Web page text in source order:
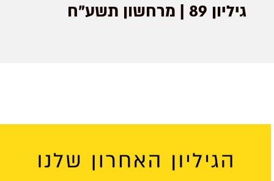
גיליון 89 | מרחשון תשע”ח